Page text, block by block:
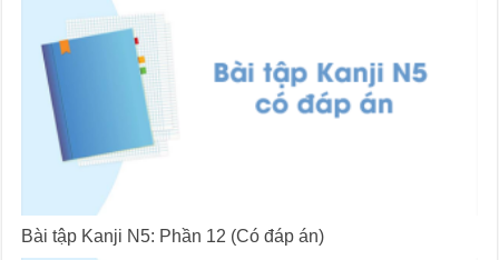
Bài tập Kanji N5: Phần 12 (Có đáp án)